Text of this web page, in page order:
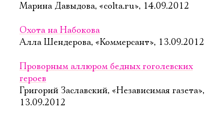
Марина Давыдова, «colta.ru», 14.09.2012
Охота на Набокова
Алла Шендерова, «Коммерсант», 13.09.2012
Проворным аллюром бедных гоголевских
героев
Григорий Заславский, «Независимая газета»,
13.09.2012